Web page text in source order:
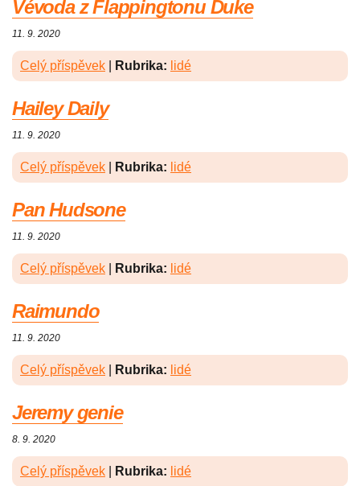
Vévoda z Flappingtonu Duke
11. 9. 2020
Celý příspěvek Rubrika: lidé
Hailey Daily
11. 9. 2020
Celý příspěvek Rubrika: lidé
Pan Hudsone
11. 9. 2020
Celý příspěvek Rubrika: lidé
Raimundo
11. 9. 2020
Celý příspěvek Rubrika: lidé
Jeremy genie
8. 9. 2020
Celý příspěvek Rubrika: lidé